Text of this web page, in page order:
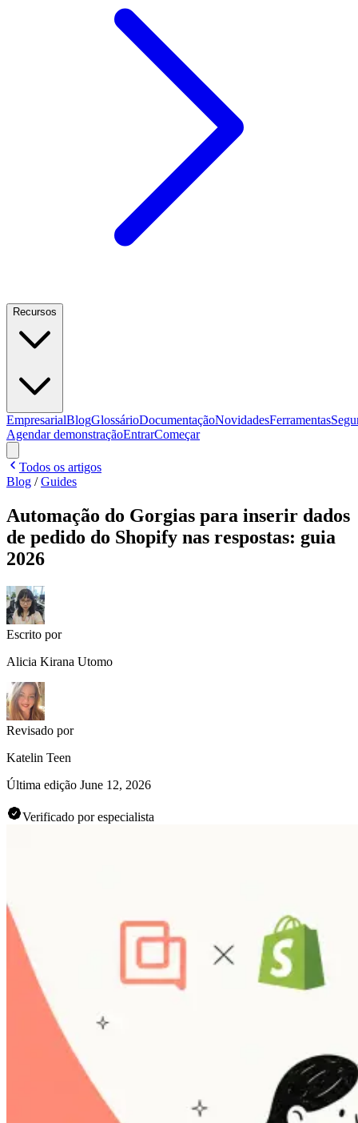
Recursos
EmpresarialBlogGlossárioDocumentaçãoNovidadesFerramentas
Agendar demonstraçãoEntrarComeçar
Todos os artigos
Blog /Guides
Automação do Gorgias para inserir dados
de pedido do Shopify nas respostas: guia
2026
Escrito por
Alicia Kirana Utomo
Revisado por
Katelin Teen
Última edição June 12, 2026
Verificado por especialista